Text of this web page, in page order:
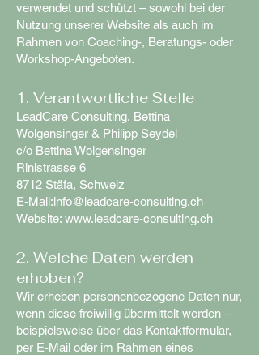
verwendet und schützt – sowohl bei der
Nutzung unserer Website als auch im
Rahmen von Coaching-, Beratungs- oder
Workshop-Angeboten.
1. Verantwortliche Stelle
LeadCare Consulting, Bettina
Wolgensinger & Philipp Seydel
c/o Bettina Wolgensinger
Rinistrasse 6
8712 Stäfa, Schweiz
E-Mail:info@leadcare-consulting.ch
Website: www.leadcare-consulting.ch
2. Welche Daten werden
erhoben?
Wir erheben personenbezogene Daten nur,
wenn diese freiwillig übermittelt werden –
beispielsweise über das Kontaktformular,
per E-Mail oder im Rahmen eines